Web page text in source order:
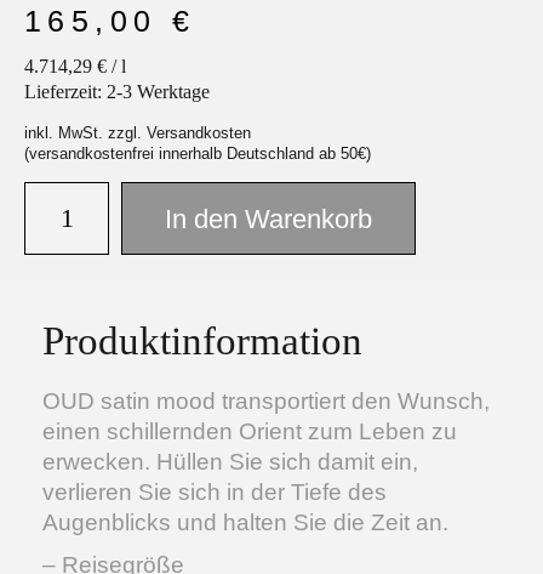
165,00 €
4.714,29 € /l
Lieferzeit: 2-3 Werktage
inkl. MwSt. zzgl. Versandkosten
(versandkostenfrei innerhalb Deutschland ab 50€)
In den Warenkorb
Produktinformation
OUD satin mood transportiert den Wunsch,
einen schillernden Orient zum Leben zu
erwecken. Hüllen Sie sich damit ein,
verlieren Sie sich in der Tiefe des
Augenblicks und halten Sie die Zeit an.
– Reisegröße